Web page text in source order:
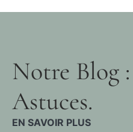
Notre Blog
Astuces.
EN SAVOIR PLUS